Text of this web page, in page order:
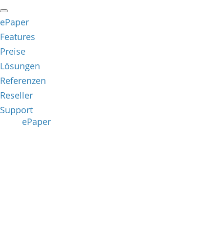
ePaper
Features
Preise
Lösungen
Referenzen
Reseller
Support
ePaper